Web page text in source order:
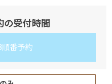
の受付時間
順番予約